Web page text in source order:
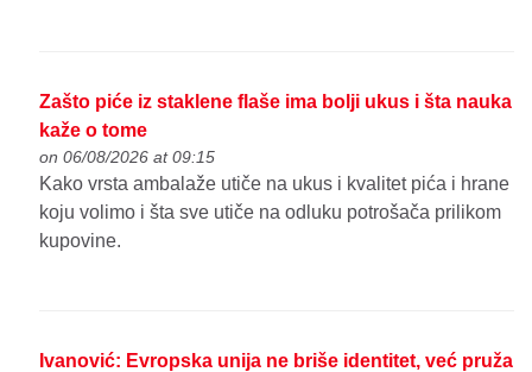
Zašto piće iz staklene flaše ima bolji ukus i šta nauka
kaže o tome
on 06/08/2026 at 09:15
Kako vrsta ambalaže utiče na ukus i kvalitet pića i hrane
koju volimo i šta sve utiče na odluku potrošača prilikom
kupovine.
Ivanović: Evropska unija ne briše identitet, već pruža